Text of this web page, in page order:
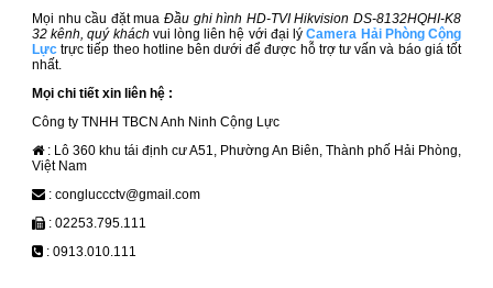
Mọi nhu cầu đặt mua Đầu ghi hình HD-TVI Hikvision DS-8132HQHI-K8
32​ kênh, quý khách vui lòng liên hệ với đại lýCamera Hải Phòng Cộng
Lực trực tiếp theo hotline bên dưới để được hỗ trợ tư vấn và báo giá tốt
nhất.
Mọi chi tiết xin liên hệ :
Công ty TNHH TBCN Anh Ninh Cộng Lực
: Lô 360 khu tái định cư A51, Phường An Biên, Thành phố Hải Phòng,
Việt Nam
: congluccctv@gmail.com
: 02253.795.111
: 0913.010.111